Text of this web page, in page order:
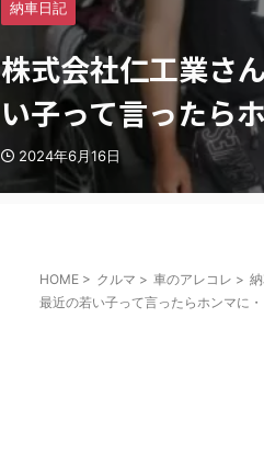
納車日記
株式会社仁工業さ
い子って言ったら
2024年6月16日
HOME > クルマ > 車のアレコレ >
最近の若い子って言ったらホンマに・